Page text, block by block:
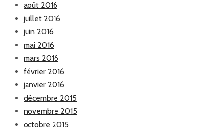
août 2016
juillet 2016
juin 2016
mai 2016
mars 2016
février 2016
janvier 2016
décembre 2015
novembre 2015
octobre 2015